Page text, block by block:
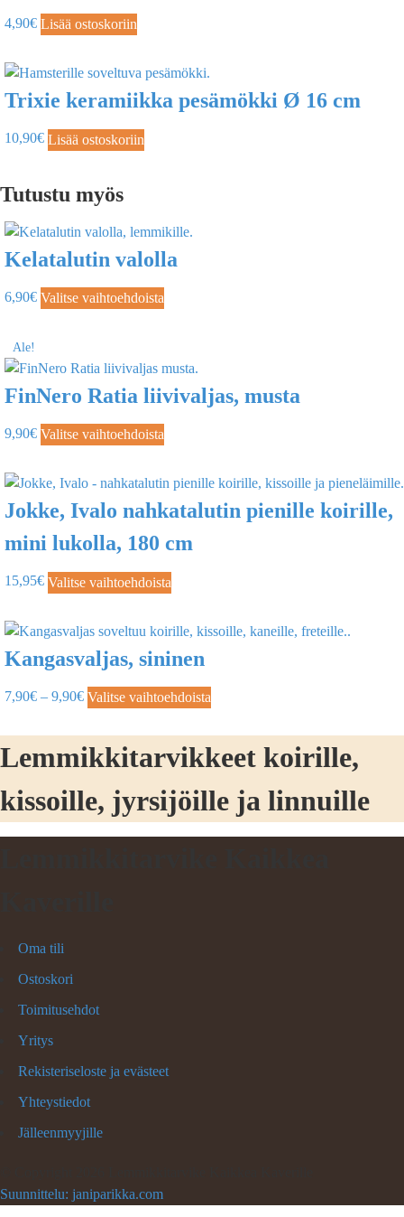
4,90€ Lisää ostoskoriin
Trixie keramiikka pesämökki Ø 16 cm
10,90€ Lisää ostoskoriin
Tutustu myös
Kelatalutin valolla
6,90€ Valitse vaihtoehdoista
Ale!
FinNero Ratia liivivaljas, musta
9,90€ Valitse vaihtoehdoista
Jokke, Ivalo nahkatalutin pienille koirille,
mini lukolla, 180 cm
15,95€ Valitse vaihtoehdoista
Kangasvaljas, sininen
7,90€ – 9,90€ Valitse vaihtoehdoista
Lemmikkitarvikkeet koirille,
kissoille, jyrsijöille ja linnuille
Oma tili
Ostoskori
Toimitusehdot
Yritys
Rekisteriseloste ja evästeet
Yhteystiedot
Jälleenmyyjille
Suunnittelu: janiparikka.com